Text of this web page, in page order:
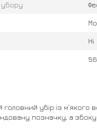
убору
Ні
головний убір із м’якого
позначку, а